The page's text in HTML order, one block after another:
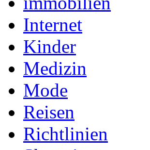
Internet
Kinder
Medizin
Mode
Reisen
Richtlinien